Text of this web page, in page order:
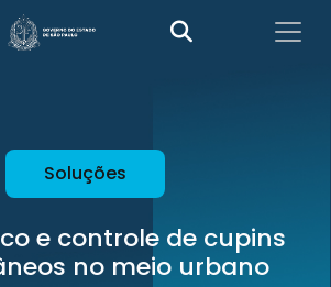
Soluções
e controle de cupins
no meio urbano